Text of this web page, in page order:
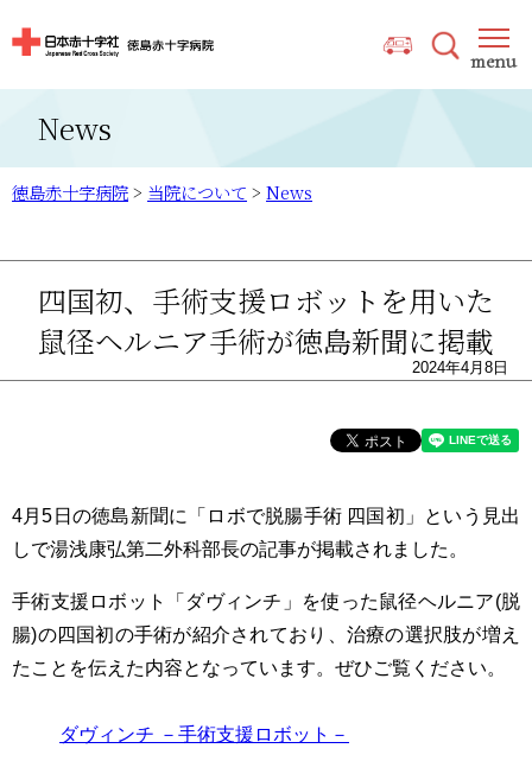
News
徳島赤十字病院> 当院について > News
四国初、手術支援ロボットを用いた
鼠径ヘルニア手術が徳島新聞に掲載
2024年4月8日
4月5日の徳島新聞に「ロボで脱腸手術 四国初」という見出
しで湯浅康弘第二外科部長の記事が掲載されました。
手術支援ロボット「ダヴィンチ」を使った鼠径ヘルニア(脱
腸)の四国初の手術が紹介されており、治療の選択肢が増え
たことを伝えた内容となっています。ぜひご覧ください。
ダヴィンチ －手術支援ロボット－